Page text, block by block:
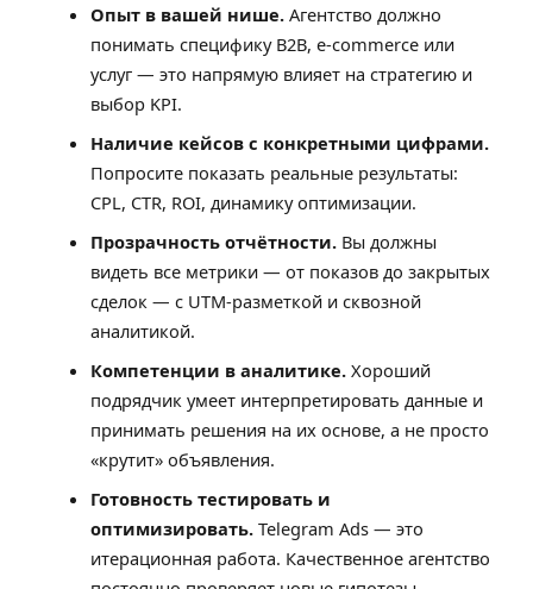
Опыт в вашей нише. Агентство должно
понимать специфику B2B, e-commerce или
услуг — это напрямую влияет на стратегию и
выбор KPI.
Наличие кейсов с конкретными цифрами.
Попросите показать реальные результаты:
CPL, CTR, ROI, динамику оптимизации.
Прозрачность отчётности. Вы должны
видеть все метрики — от показов до закрытых
сделок — с UTM-разметкой и сквозной
аналитикой.
Компетенции в аналитике. Хороший
подрядчик умеет интерпретировать данные и
принимать решения на их основе, а не просто
«крутит» объявления.
Готовность тестировать и
оптимизировать. Telegram Ads — это
итерационная работа. Качественное агентство